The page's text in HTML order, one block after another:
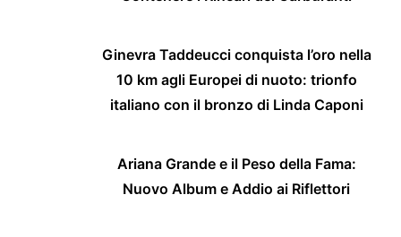
Ginevra Taddeucci conquista l’oro nella
10 km agli Europei di nuoto: trionfo
italiano con il bronzo di Linda Caponi
Ariana Grande e il Peso della Fama:
Nuovo Album e Addio ai Riflettori